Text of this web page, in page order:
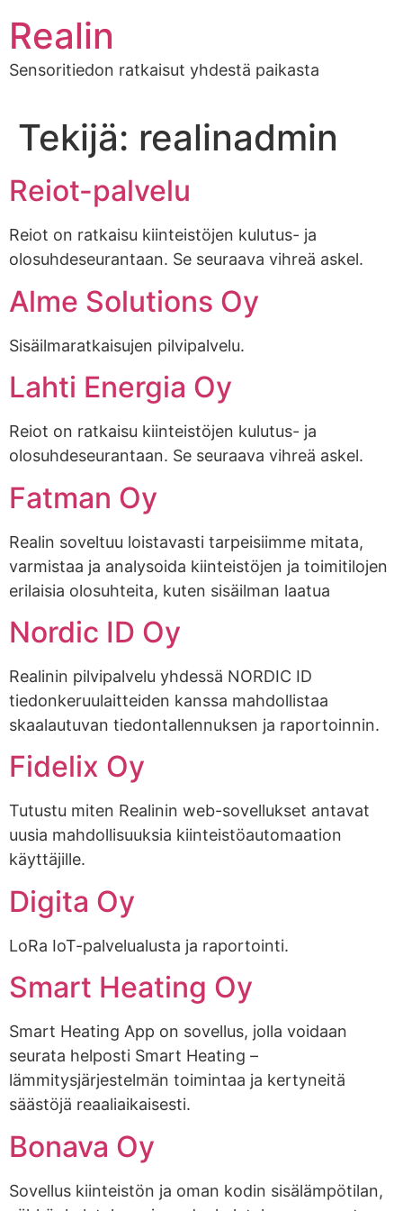
Realin
Sensoritiedon ratkaisut yhdestä paikasta
Tekijä: realinadmin
Reiot-palvelu
Reiot on ratkaisu kiinteistöjen kulutus- ja
olosuhdeseurantaan. Se seuraava vihreä askel.
Alme Solutions Oy
Sisäilmaratkaisujen pilvipalvelu.
Lahti Energia Oy
Reiot on ratkaisu kiinteistöjen kulutus- ja
olosuhdeseurantaan. Se seuraava vihreä askel.
Fatman Oy
Realin soveltuu loistavasti tarpeisiimme mitata,
varmistaa ja analysoida kiinteistöjen ja toimitilojen
erilaisia olosuhteita, kuten sisäilman laatua
Nordic ID Oy
Realinin pilvipalvelu yhdessä NORDIC ID
tiedonkeruulaitteiden kanssa mahdollistaa
skaalautuvan tiedontallennuksen ja raportoinnin.
Fidelix Oy
Tutustu miten Realinin web-sovellukset antavat
uusia mahdollisuuksia kiinteistöautomaation
käyttäjille.
Digita Oy
LoRa IoT-palvelualusta ja raportointi.
Smart Heating Oy
Smart Heating App on sovellus, jolla voidaan
seurata helposti Smart Heating –
lämmitysjärjestelmän toimintaa ja kertyneitä
säästöjä reaaliaikaisesti.
Bonava Oy
Sovellus kiinteistön ja oman kodin sisälämpötilan,